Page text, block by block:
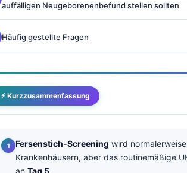
auffälligen Neugeborenenbefund stellen sollten
Häufig gestellte Fragen
⚡ Kurzzusammenfassung
Fersenstich-Screening wird
Krankenhäusern, aber das routinemäßige
an Tag 5.